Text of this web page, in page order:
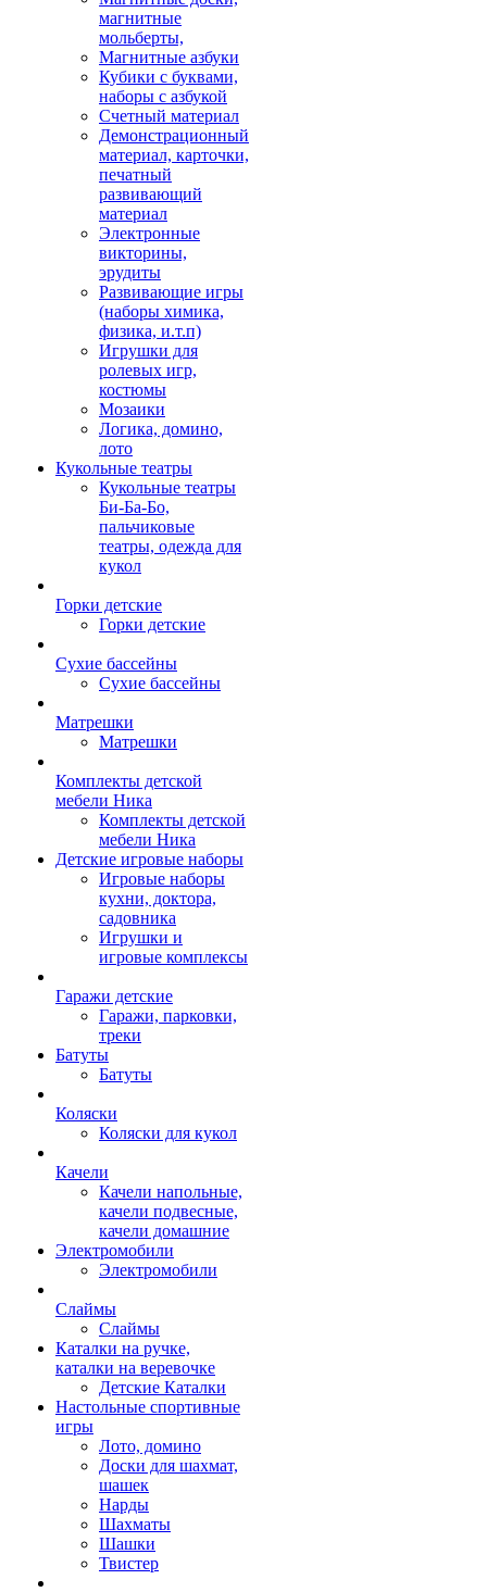
магнитные
мольберты,
Магнитные азбуки
Кубики с буквами,
наборы с азбукой
Счетный материал
Демонстрационный
материал, карточки,
печатный
развивающий
материал
Электронные
викторины,
эрудиты
Развивающие игры
(наборы химика,
физика, и.т.п)
Игрушки для
ролевых игр,
костюмы
Мозаики
Логика, домино,
лото
Кукольные театры
Кукольные театры
Би-Ба-Бо,
пальчиковые
театры, одежда для
кукол
Горки детские
Горки детские
Сухие бассейны
Сухие бассейны
Матрешки
Матрешки
Комплекты детской
мебели Ника
Комплекты детской
мебели Ника
Детские игровые наборы
Игровые наборы
кухни, доктора,
садовника
Игрушки и
игровые комплексы
Гаражи детские
Гаражи, парковки,
треки
Батуты
Батуты
Коляски
Коляски для кукол
Качели
Качели напольные,
качели подвесные,
качели домашние
Электромобили
Электромобили
Слаймы
Слаймы
Каталки на ручке,
каталки на веревочке
Детские Каталки
Настольные спортивные
игры
Лото, домино
Доски для шахмат,
шашек
Нарды
Шахматы
Шашки
Твистер